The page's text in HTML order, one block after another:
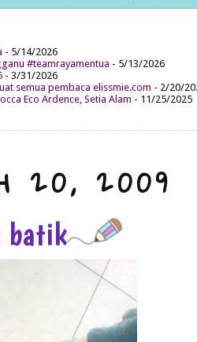
- 5/14/2026
#teamrayamentua - 5/13/2026
- 3/31/2026
semua pembaca elissmie.com - 2/20/
Eco Ardence, Setia Alam - 11/25/2025
20, 2009
batik